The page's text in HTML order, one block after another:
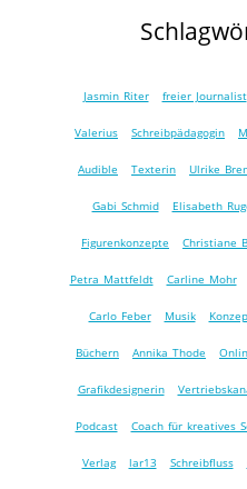
Jasmin Riter freier Journalist
Valerius Schreibpädagogin
Audible Texterin Ulrike
Gabi Schmid Elisabeth
Figurenkonzepte Christiane
Petra Mattfeldt Carline Mohr
Carlo Feber Musik
Büchern Annika Thode
Grafikdesignerin
Podcast Coach für kreatives
Verlag lar13 Schreibfluss